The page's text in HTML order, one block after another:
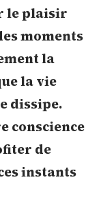
le plaisir
moments
la
la vie
dissipe.
conscience
de
instants